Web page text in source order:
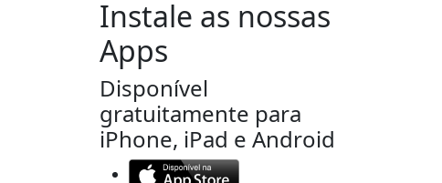
Instale as nossas
Apps
Disponível
gratuitamente para
iPhone, iPad e Android